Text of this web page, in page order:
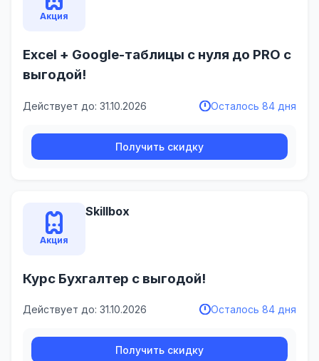
Акция
Excel + Google-таблицы с нуля до PRO с
выгодой!
Действует до: 31.10.2026 Осталось 84 дня
Получить скидку
Акция
Skillbox
Курс Бухгалтер с выгодой!
Действует до: 31.10.2026 Осталось 84 дня
Получить скидку